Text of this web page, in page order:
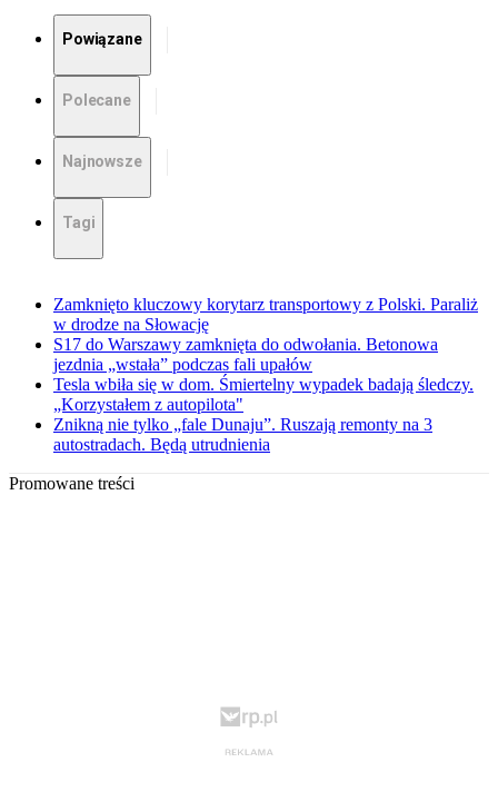
Powiązane
Polecane
Najnowsze
Tagi
Zamknięto kluczowy korytarz transportowy z Polski. Paraliż
w drodze na Słowację
S17 do Warszawy zamknięta do odwołania. Betonowa
jezdnia „wstała” podczas fali upałów
Tesla wbiła się w dom. Śmiertelny wypadek badają śledczy.
„Korzystałem z autopilota"
Znikną nie tylko „fale Dunaju”. Ruszają remonty na 3
autostradach. Będą utrudnienia
Promowane treści